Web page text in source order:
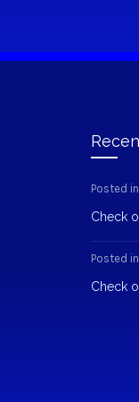
Posted
Check
Posted
Check